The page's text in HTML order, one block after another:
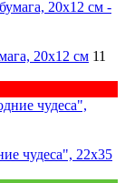
20х12 см 11
чудеса", 22х35